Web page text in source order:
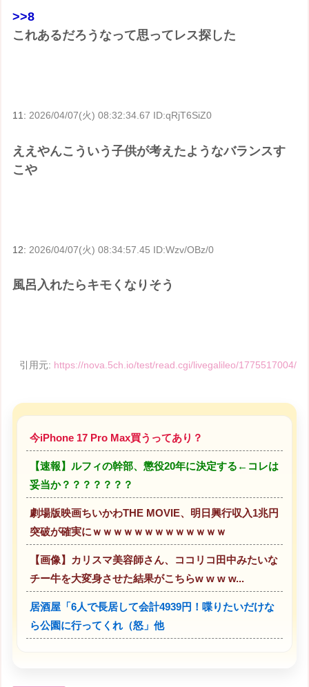
>>8
これあるだろうなって思ってレス探した
11:2026/04/07(火) 08:32:34.67 ID:qRjT6SiZ0
ええやんこういう子供が考えたようなバランスす
こや
12: 2026/04/07(火) 08:34:57.45 ID:Wzv/OBz/0
風呂入れたらキモくなりそう
引用元: https://nova.5ch.io/test/read.cgi/livegalileo/1775517004/
今iPhone 17 Pro Max買うってあり？
【速報】ルフィの幹部、懲役20年に決定する←コレは
妥当か？？？？？？？
劇場版映画ちいかわTHE MOVIE、明日興行収入1兆円
突破が確実にｗｗｗｗｗｗｗｗｗｗｗｗｗ
【画像】カリスマ美容師さん、ココリコ田中みたいな
チー牛を大変身させた結果がこちらw w w w...
居酒屋「6人で長居して会計4939円！喋りたいだけな
ら公園に行ってくれ（怒」他